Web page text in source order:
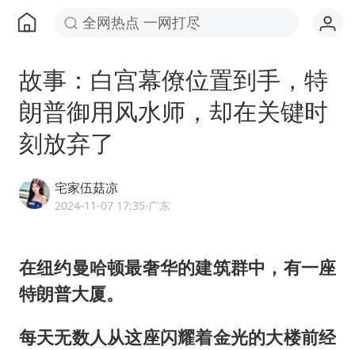
全网热点 一网打尽
故事：白宫幕僚位置到手，特
朗普御用风水师，却在关键时
刻放弃了
宅家伍菇凉
2024-11-07 17:35·广东
在纽约曼哈顿最奢华的建筑群中，有一座
特朗普大厦。
每天无数人从这座闪耀着金光的大楼前经